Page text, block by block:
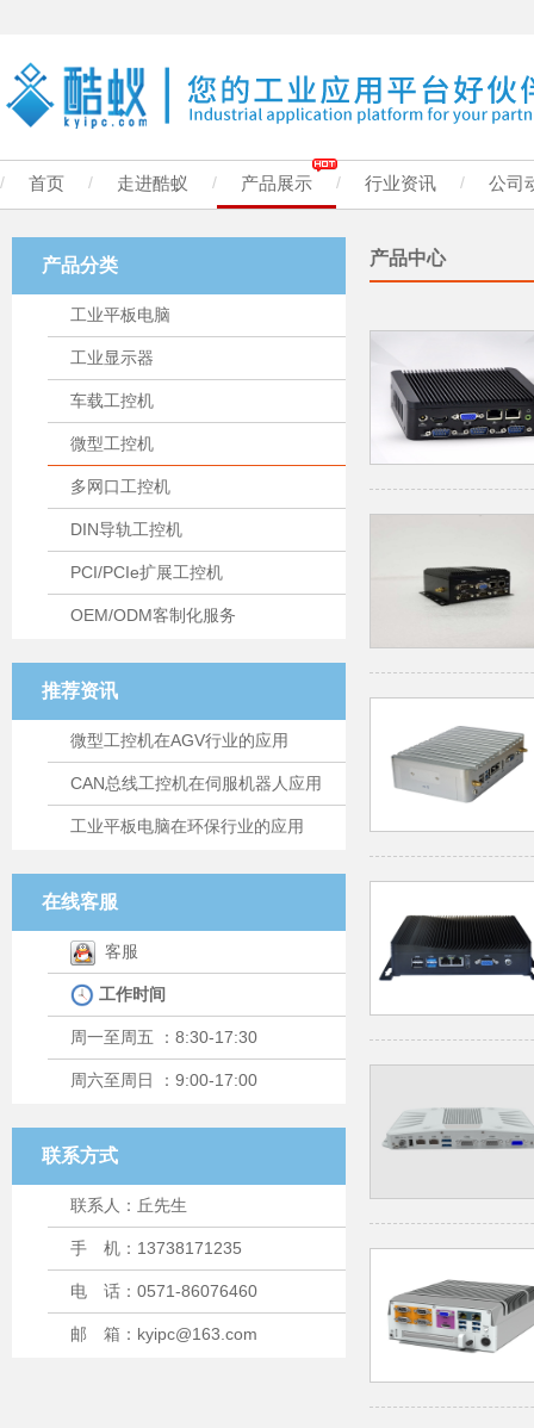
/ 首页 / 走进酷蚁 / 产品展示 / 行业资讯 / 公司
产品分类
工业平板电脑
工业显示器
车载工控机
微型工控机
多网口工控机
DIN导轨工控机
PCI/PCIe扩展工控机
OEM/ODM客制化服务
推荐资讯
微型工控机在AGV行业的应用
CAN总线工控机在伺服机器人应用
工业平板电脑在环保行业的应用
在线客服
客服
工作时间
周一至周五 ：8:30-17:30
周六至周日 ：9:00-17:00
联系方式
联系人：丘先生
手 机：13738171235
电 话：0571-86076460
邮 箱：kyipc@163.com
产品中心